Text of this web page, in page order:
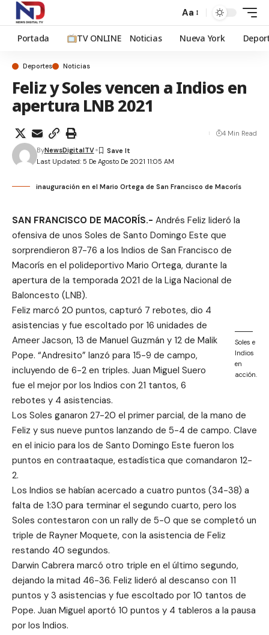
Aa
Portada TV ONLINE Noticias Nueva York
Deportes Noticias
Feliz y Soles vencen a Indios en
apertura LNB 2021
Last Updated: 5 De Agosto De 2021 11:05 AM
ByNewsDigitalTV
4 Min Read
inauguración en el Mario Ortega de San Francisco de Macorís
SAN FRANCISCO DE MACORÍS.- Andrés Feliz lideró la
ofensiva de unos Soles de Santo Domingo Este que
sorprendieron 87-76 a los Indios de San Francisco de
Macorís en el polideportivo Mario Ortega, durante la
apertura de la temporada 2021 de la Liga Nacional de
Baloncesto (LNB).
Soles e
Indios
en
acción.
Feliz marcó 20 puntos, capturó 7 rebotes, dio 4
asistencias y fue escoltado por 16 unidades de
Ameer Jacson, 13 de Manuel Guzmán y 12 de Malik
Pope. “Andresito” lanzó para 15-9 de campo,
incluyendo de 6-2 en triples. Juan Miguel Suero
fue el mejor por los Indios con 21 tantos, 6
rebotes y 4 asistencias.
Los Soles ganaron 27-20 el primer parcial, de la mano de
Feliz y sus nueve puntos lanzando de 5-4 de campo. Clave
en el inicio para los de Santo Domingo Este fueron los
puntos en contraataque, estadística que comandaron 12-
2.
Los Indios se habían acercado a cuatro puntos (34-38) a
falta de 1:30 para terminar el segundo cuarto, pero los
Soles contestaron con un rally de 5-0 que se completó un
triple de Rayner Moquete, con la asistencia de Feliz
restando 40 segundos.
Darwin Cabrera marcó otro triple en el último segundo,
dejando la mitad 46-36. Feliz lideró al descanso con 11
puntos y 3 asistencias y fue escoltado por 10 tantos de
Pope. Juan Miguel aportó 10 puntos y 4 tableros a la pausa
por los Indios.